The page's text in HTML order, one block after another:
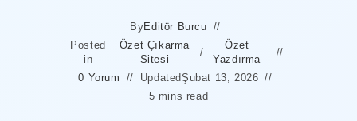
ByEditör Burcu
Posted
in
Özet Çıkarma
Sitesi
/
Özet
Yazdırma
0 Yorum
UpdatedŞubat 13, 2026
5 mins read